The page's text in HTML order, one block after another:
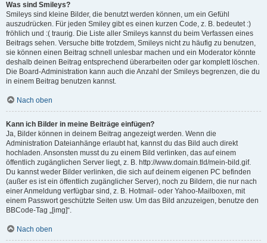
Was sind Smileys?
Smileys sind kleine Bilder, die benutzt werden können, um ein Gefühl
auszudrücken. Für jeden Smiley gibt es einen kurzen Code, z. B. bedeutet :)
fröhlich und :( traurig. Die Liste aller Smileys kannst du beim Verfassen eines
Beitrags sehen. Versuche bitte trotzdem, Smileys nicht zu häufig zu benutzen,
sie können einen Beitrag schnell unlesbar machen und ein Moderator könnte
deshalb deinen Beitrag entsprechend überarbeiten oder gar komplett löschen.
Die Board-Administration kann auch die Anzahl der Smileys begrenzen, die du
in einem Beitrag benutzen kannst.
Nach oben
Kann ich Bilder in meine Beiträge einfügen?
Ja, Bilder können in deinem Beitrag angezeigt werden. Wenn die
Administration Dateianhänge erlaubt hat, kannst du das Bild auch direkt
hochladen. Ansonsten musst du zu einem Bild verlinken, das auf einem
öffentlich zugänglichen Server liegt, z. B. http://www.domain.tld/mein-bild.gif.
Du kannst weder Bilder verlinken, die sich auf deinem eigenen PC befinden
(außer es ist ein öffentlich zugänglicher Server), noch zu Bildern, die nur nach
einer Anmeldung verfügbar sind, z. B. Hotmail- oder Yahoo-Mailboxen, mit
einem Passwort geschützte Seiten usw. Um das Bild anzuzeigen, benutze den
BBCode-Tag „[img]“.
Nach oben